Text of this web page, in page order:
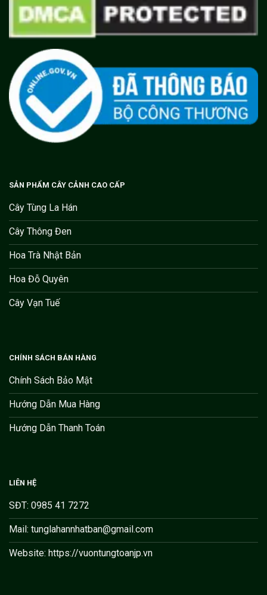
SẢN PHẨM CÂY CẢNH CAO CẤP
Cây Tùng La Hán
Cây Thông Đen
Hoa Trà Nhật Bản
Hoa Đỗ Quyên
Cây Vạn Tuế
CHÍNH SÁCH BÁN HÀNG
Chính Sách Bảo Mật
Hướng Dẫn Mua Hàng
Hướng Dẫn Thanh Toán
LIÊN HỆ
SĐT: 0985 41 7272
Mail: tunglahannhatban@gmail.com
Website: https://vuontungtoanjp.vn